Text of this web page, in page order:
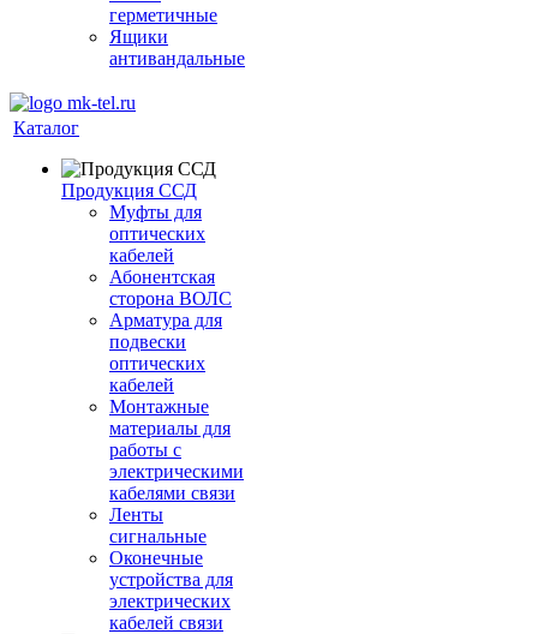
герметичные
Ящики
антивандальные
Каталог
Продукция ССД
Муфты для
оптических
кабелей
Абонентская
сторона ВОЛС
Арматура для
подвески
оптических
кабелей
Монтажные
материалы для
работы с
электрическими
кабелями связи
Ленты
сигнальные
Оконечные
устройства для
электрических
кабелей связи